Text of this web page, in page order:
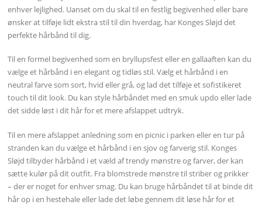
enhver lejlighed. Uanset om du skal til en festlig begivenhed eller bare
ønsker at tilføje lidt ekstra stil til din hverdag, har Konges Sløjd det
perfekte hårbånd til dig.
Til en formel begivenhed som en bryllupsfest eller en gallaaften kan du
vælge et hårbånd i en elegant og tidløs stil. Vælg et hårbånd i en
neutral farve som sort, hvid eller grå, og lad det tilføje et sofistikeret
touch til dit look. Du kan style hårbåndet med en smuk updo eller lade
det sidde løst i dit hår for et mere afslappet udtryk.
Til en mere afslappet anledning som en picnic i parken eller en tur på
stranden kan du vælge et hårbånd i en sjov og farverig stil. Konges
Sløjd tilbyder hårbånd i et væld af trendy mønstre og farver, der kan
sætte kulør på dit outfit. Fra blomstrede mønstre til striber og prikker
– der er noget for enhver smag. Du kan bruge hårbåndet til at binde dit
hår op i en hestehale eller lade det løbe gennem dit løse hår for et